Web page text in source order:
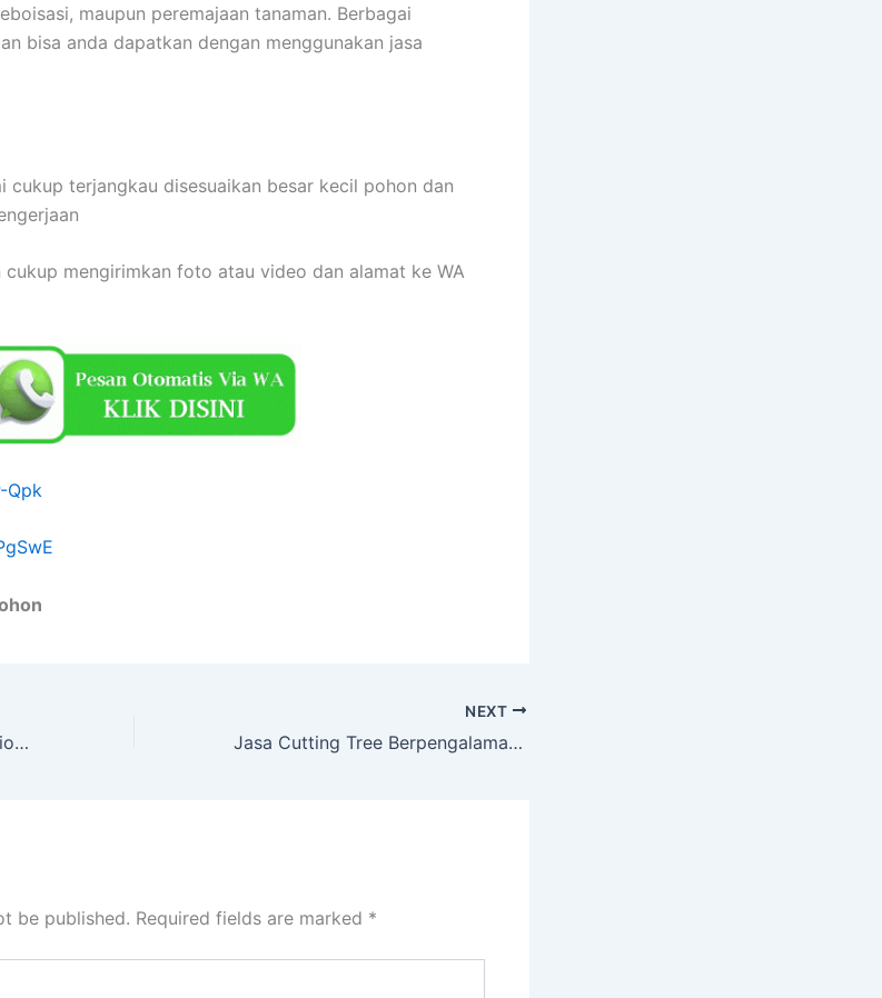
maupun peremajaan tanaman. Berbagai
bisa anda dapatkan dengan menggunakan jasa
cukup terjangkau disesuaikan besar kecil pohon dan
cukup mengirimkan foto atau video dan alamat ke WA
Qpk
Layanan Tebang Pohon Profesional dengan Peralatan Komplit Playen
NEXT
Jasa Cutting Tree Berpengalaman dengan Peralatan Komplit PRINGGOKUSUMAN
be published. Required fields are marked *